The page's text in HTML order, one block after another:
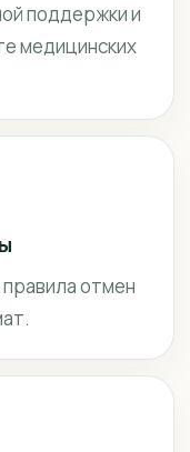
поддержки и
медицинских
отмен